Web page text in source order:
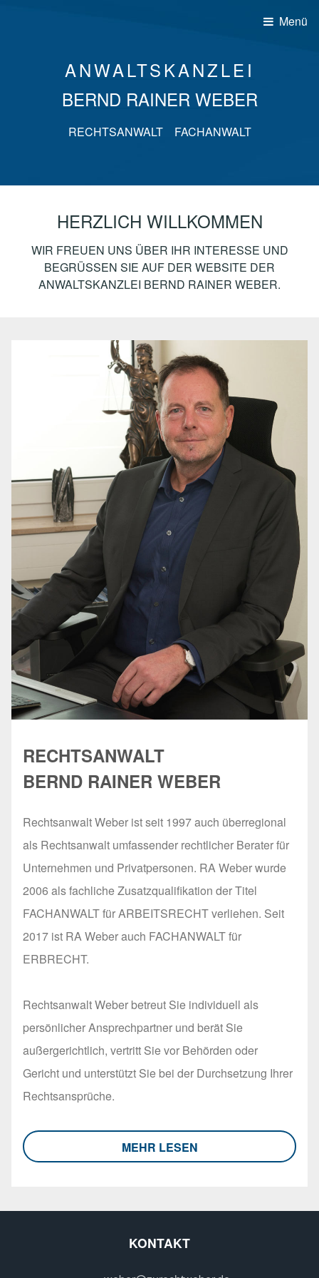
Menü
ANWALTSKANZLEI
BERND RAINER WEBER
RECHTSANWALT FACHANWALT
HERZLICH WILLKOMMEN
WIR FREUEN UNS ÜBER IHR INTERESSE UND
BEGRÜSSEN SIE AUF DER WEBSITE DER A
NWALTSKANZLEI BERND RAINER WEBER.
RECHTSANWALT
BERND RAINER WEBER
Rechtsanwalt Weber ist seit 1997 auch überregional
als Rechtsanwalt umfassender rechtlicher Berater für
Unternehmen und Privatpersonen. RA Weber wurde
2006 als fachliche Zusatzqualifikation der Titel
FACHANWALT für ARBEITSRECHT verliehen. Seit
2017 ist RA Weber auch FACHANWALT für
ERBRECHT.
Rechtsanwalt Weber betreut Sie individuell als
persönlicher Ansprechpartner und berät Sie
außergerichtlich, vertritt Sie vor Behörden oder
Gericht und unterstützt Sie bei der Durchsetzung Ihrer
Rechtsansprüche.
MEHR LESEN
KONTAKT